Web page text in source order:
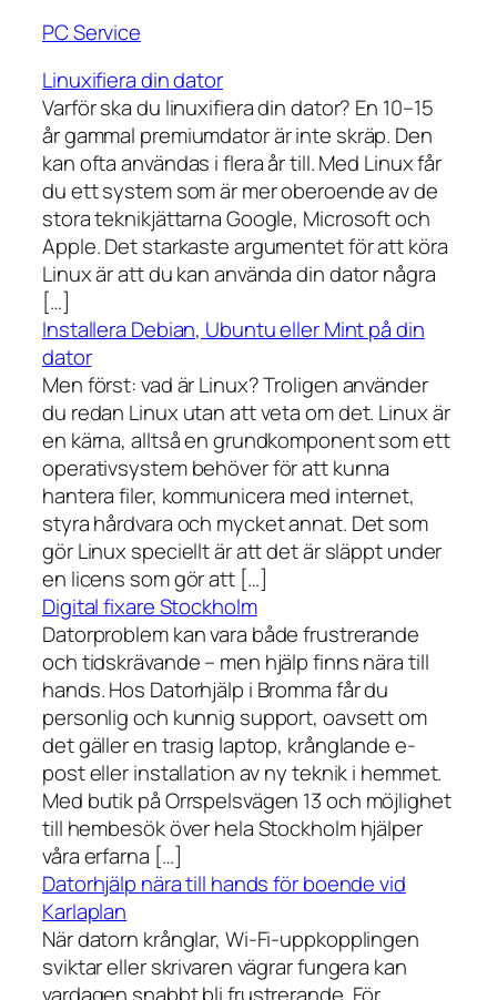
PC Service
Linuxifiera din dator
Varför ska du linuxifiera din dator? En 10–15
år gammal premiumdator är inte skräp. Den
kan ofta användas i flera år till. Med Linux får
du ett system som är mer oberoende av de
stora teknikjättarna Google, Microsoft och
Apple. Det starkaste argumentet för att köra
Linux är att du kan använda din dator några
[…]
Installera Debian, Ubuntu eller Mint på din
dator
Men först: vad är Linux? Troligen använder
du redan Linux utan att veta om det. Linux är
en kärna, alltså en grundkomponent som ett
operativsystem behöver för att kunna
hantera filer, kommunicera med internet,
styra hårdvara och mycket annat. Det som
gör Linux speciellt är att det är släppt under
en licens som gör att […]
Digital fixare Stockholm
Datorproblem kan vara både frustrerande
och tidskrävande – men hjälp finns nära till
hands. Hos Datorhjälp i Bromma får du
personlig och kunnig support, oavsett om
det gäller en trasig laptop, krånglande e-
post eller installation av ny teknik i hemmet.
Med butik på Orrspelsvägen 13 och möjlighet
till hembesök över hela Stockholm hjälper
våra erfarna […]
Datorhjälp nära till hands för boende vid
Karlaplan
När datorn krånglar, Wi-Fi-uppkopplingen
sviktar eller skrivaren vägrar fungera kan